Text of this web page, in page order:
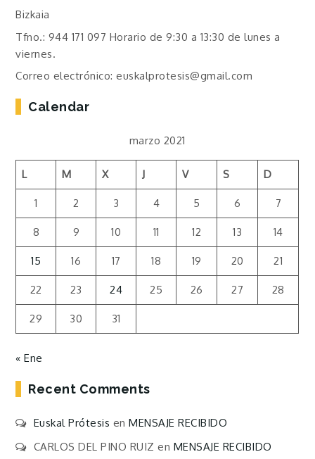
Bizkaia
Tfno.: 944 171 097 Horario de 9:30 a 13:30 de lunes a
viernes.
Correo electrónico: euskalprotesis@gmail.com
Calendar
marzo 2021
L M X J V S D
1 2 3 4 5 6 7
8 9 10 11 12 13 14
15 16 17 18 19 20 21
22 23 24 25 26 27 28
29 30 31
« Ene
Recent Comments
Euskal Prótesis enMENSAJE RECIBIDO
CARLOS DEL PINO RUIZ en MENSAJE RECIBIDO